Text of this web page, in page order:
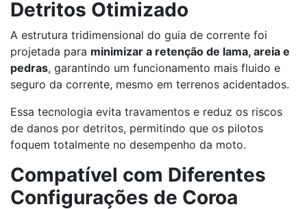
Detritos Otimizado
A estrutura tridimensional do guia de corrente foi
projetada para minimizar a retenção de lama, areia e
pedras, garantindo um funcionamento mais fluido e
seguro da corrente, mesmo em terrenos acidentados.
Essa tecnologia evita travamentos e reduz os riscos
de danos por detritos, permitindo que os pilotos
foquem totalmente no desempenho da moto.
Compatível com Diferentes
Configurações de Coroa